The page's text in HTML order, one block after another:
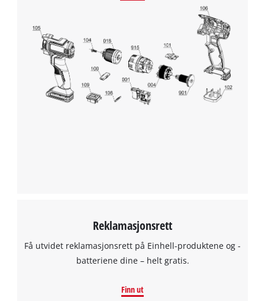
Google Maps service!
This content is not permitted to load due
to trackers that are not disclosed to the
visitor. The website owner needs to setup
the site with their CMP to add this content
to the list of technologies used.
Powered byUsercentrics Consent
Reklamasjonsrett
Få utvidet reklamasjonsrett på Einhell-produktene og -
batteriene dine – helt gratis.
Finn ut